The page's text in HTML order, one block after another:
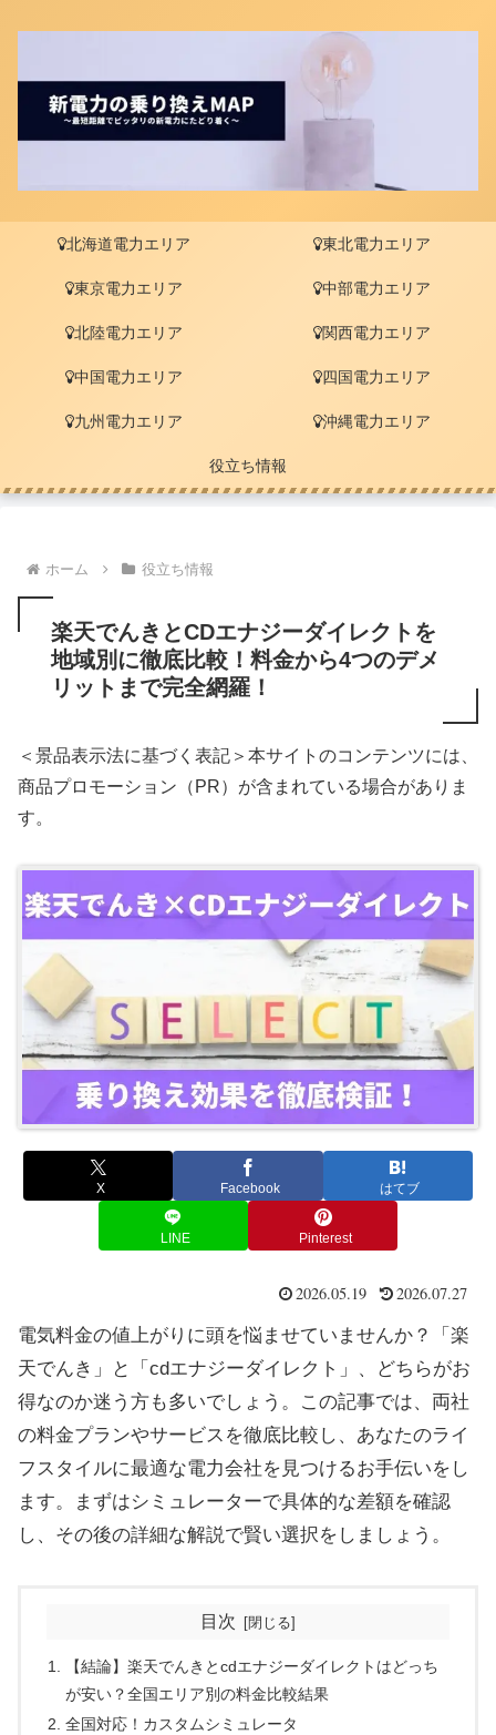
北海道電力エリア 東北電力エリア
東京電力エリア 中部電力エリア
北陸電力エリア 関西電力エリア
中国電力エリア 四国電力エリア
九州電力エリア 沖縄電力エリア
役立ち情報
ホーム 役立ち情報
楽天でんきとCDエナジーダイレクトを
地域別に徹底比較！料金から4つのデメ
リットまで完全網羅！
＜景品表示法に基づく表記＞本サイトのコンテンツには、
商品プロモーション（PR）が含まれている場合がありま
す。
X Facebook はてブ
LINE Pinterest
2026.05.19
2026.07.27
電気料金の値上がりに頭を悩ませていませんか？「楽
天でんき」と「cdエナジーダイレクト」、どちらがお
得なのか迷う方も多いでしょう。この記事では、両社
の料金プランやサービスを徹底比較し、あなたのライ
フスタイルに最適な電力会社を見つけるお手伝いをし
ます。まずはシミュレーターで具体的な差額を確認
し、その後の詳細な解説で賢い選択をしましょう。
目次
【結論】楽天でんきとcdエナジーダイレクトはどっち
が安い？全国エリア別の料金比較結果
全国対応！カスタムシミュレータ